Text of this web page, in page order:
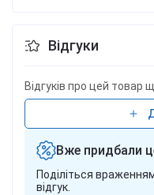
Відгуки
Відгуків про цей товар
Вже придбали
Поділіться
відгук.